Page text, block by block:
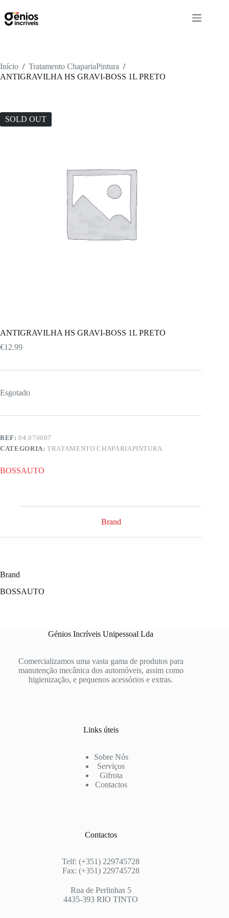
Início / Tratamento ChapariaPintura /
ANTIGRAVILHA HS GRAVI-BOSS 1L PRETO
SOLD OUT
ANTIGRAVILHA HS GRAVI-BOSS 1L PRETO
€12.99
Esgotado
REF:04.070007
CATEGORIA:TRATAMENTO CHAPARIAPINTURA
BOSSAUTO
Brand
Brand
BOSSAUTO
Génios Incríveis Unipessoal Lda
Comercializamos uma vasta gama de produtos para
manutenção mecânica dos automóveis, assim como
higienização, e pequenos acessórios e extras.
Links úteis
Sobre Nós
Serviços
Gifrota
Contactos
Contactos
Telf: (+351) 229745728
Fax: (+351) 229745728
Rua de Perlinhas 5
4435-393 RIO TINTO